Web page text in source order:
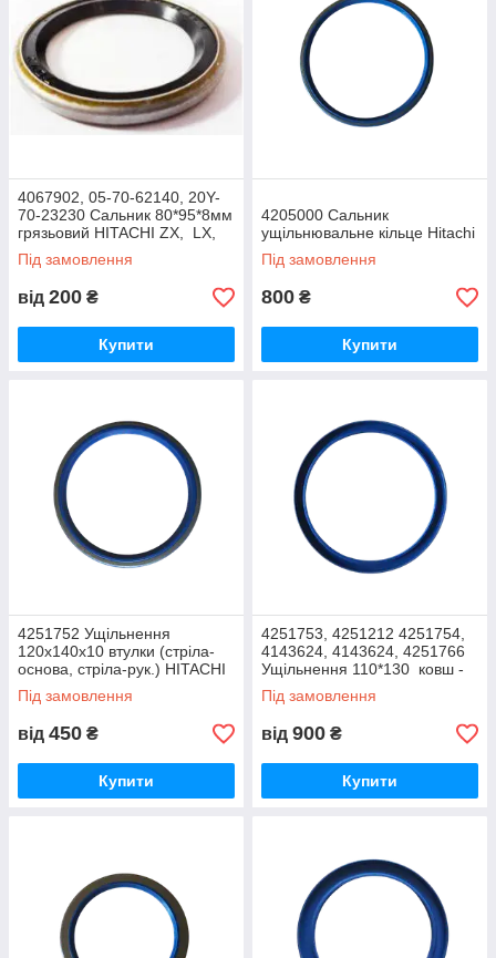
4067902, 05-70-62140, 20Y-
70-23230 Сальник 80*95*8мм
грязьовий HITACHI ZX, LX,
ZW
Під замовлення
від 200 ₴
Купити
4205000 Сальник
ущільнювальне кільце Hitachi
Під замовлення
800 ₴
Купити
4251752 Ущільнення
120x140x10 втулки (стріла-
основа, стріла-рук.) HITACHI
Під замовлення
від 450 ₴
Купити
4251753, 4251212 4251754,
4143624, 4143624, 4251766
Ущільнення 110*130 ковш -
рукоять HITACHI
Під замовлення
від 900 ₴
Купити